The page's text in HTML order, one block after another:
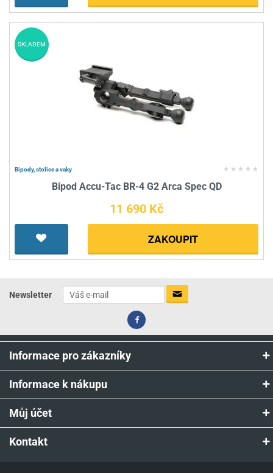
Bipody, stolice a vaky
Bipod Accu-Tac BR-4 G2 Arca Spec QD
11 690 Kč
ZAKOUPIT
SKLADEM
Newsletter
Informace pro zákazníky
Informace k nákupu
Můj účet
Kontakt